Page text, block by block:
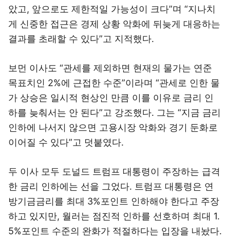
았고, 앞으로도 제한적일 가능성이 크다”며 “지나치
게 신중한 접근은 경제 상황 악화에 뒤늦게 대응하는
결과를 초래할 수 있다”고 지적했다.
보먼 이사도 “관세를 제외하면 현재의 물가는 연준
목표치인 2%에 근접한 수준”이라며 “관세로 인한 물
가 상승은 일시적 현상인 만큼 이를 이유로 금리 인
하를 늦춰서는 안 된다”고 강조했다. 그는 “지금 금리
인하에 나서지 않으면 고용시장 악화와 경기 둔화로
이어질 수 있다”고 덧붙였다.
두 이사 모두 도널드 트럼프 대통령이 주장하는 급격
한 금리 인하에는 선을 그었다. 트럼프 대통령은 연
방기금금리를 최대 3%포인트 인하해야 한다고 주장
하고 있지만, 월러는 점진적 인하를 선호하며 최대 1.
5%포인트 수준의 완화가 적절하다는 입장을 내놨다.